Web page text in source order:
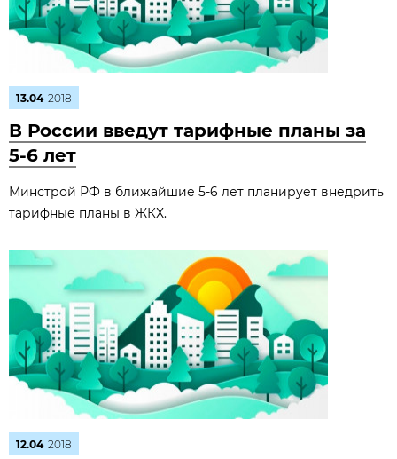
13.04 2018
В России введут тарифные планы за
5-6 лет
Минстрой РФ в ближайшие 5-6 лет планирует внедрить
тарифные планы в ЖКХ.
12.04 2018